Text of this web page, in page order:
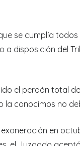
se cumplía
disposición del
el perdón total
conocimos no
en